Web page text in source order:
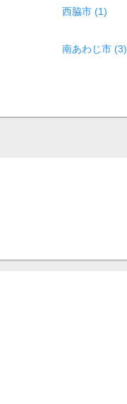
西脇市 (1)
南あわじ市 (3)